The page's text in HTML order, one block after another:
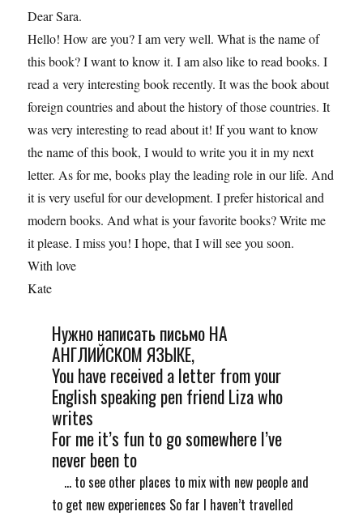
Dear Sara.
Hello! How are you? I am very well. What is the name of
this book? I want to know it. I am also like to read books. I
read a very interesting book recently. It was the book about
foreign countries and about the history of those countries. It
was very interesting to read about it! If you want to know
the name of this book, I would to write you it in my next
letter. As for me, books play the leading role in our life. And
it is very useful for our development. I prefer historical and
modern books. And what is your favorite books? Write me
it please. I miss you! I hope, that I will see you soon.
With love
Kate
Нужно написать письмо НА
АНГЛИЙСКОМ ЯЗЫКЕ,
You have received a letter from your
English speaking pen friend Liza who
writes
For me it’s fun to go somewhere I’ve
never been to
... to see other places to mix with new people and
to get new experiences So far I haven’t travelled